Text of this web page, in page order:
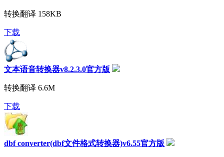
转换翻译 158KB
下载
文本语音转换器v8.2.3.0官方版
转换翻译 6.6M
下载
dbf converter(dbf文件格式转换器)v6.55官方版